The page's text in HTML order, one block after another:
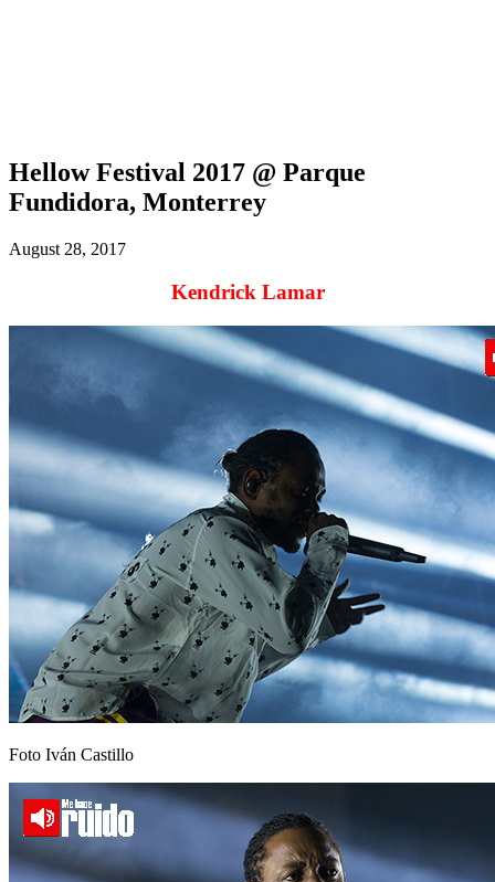
Hellow Festival 2017 @ Parque
Fundidora, Monterrey
August 28, 2017
Kendrick Lamar
Foto Iván Castillo